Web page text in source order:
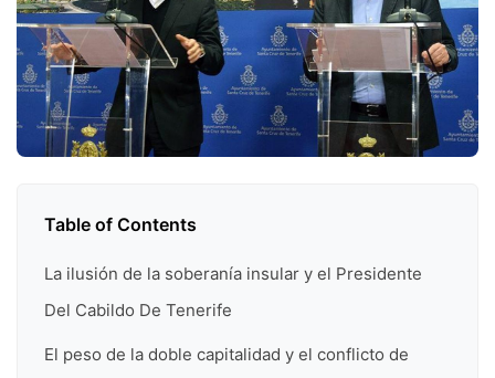
Table of Contents
La ilusión de la soberanía insular y el Presidente
Del Cabildo De Tenerife
El peso de la doble capitalidad y el conflicto de